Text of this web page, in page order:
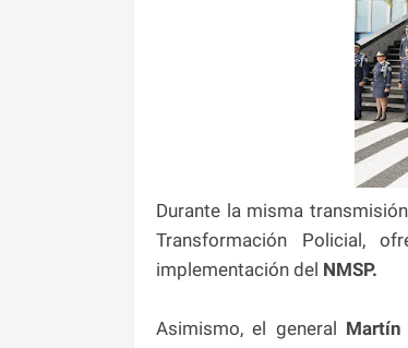
Durante la misma
Transformación Policial,
implementación del NMSP.
Asimismo, el general Martín